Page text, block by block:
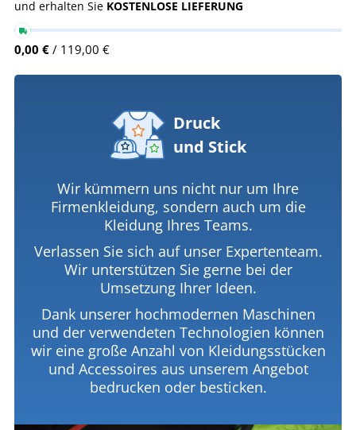
und erhalten Sie KOSTENLOSE LIEFERUNG
0,00 € / 119,00 €
Druck
und Stick
Wir kümmern uns nicht nur um Ihre
Firmenkleidung, sondern auch um die
Kleidung Ihres Teams.
Verlassen Sie sich auf unser Expertenteam.
Wir unterstützen Sie gerne bei der
Umsetzung Ihrer Ideen.
Dank unserer hochmodernen Maschinen
und der verwendeten Technologien können
wir eine große Anzahl von Kleidungsstücken
und Accessoires aus unserem Angebot
bedrucken oder besticken.